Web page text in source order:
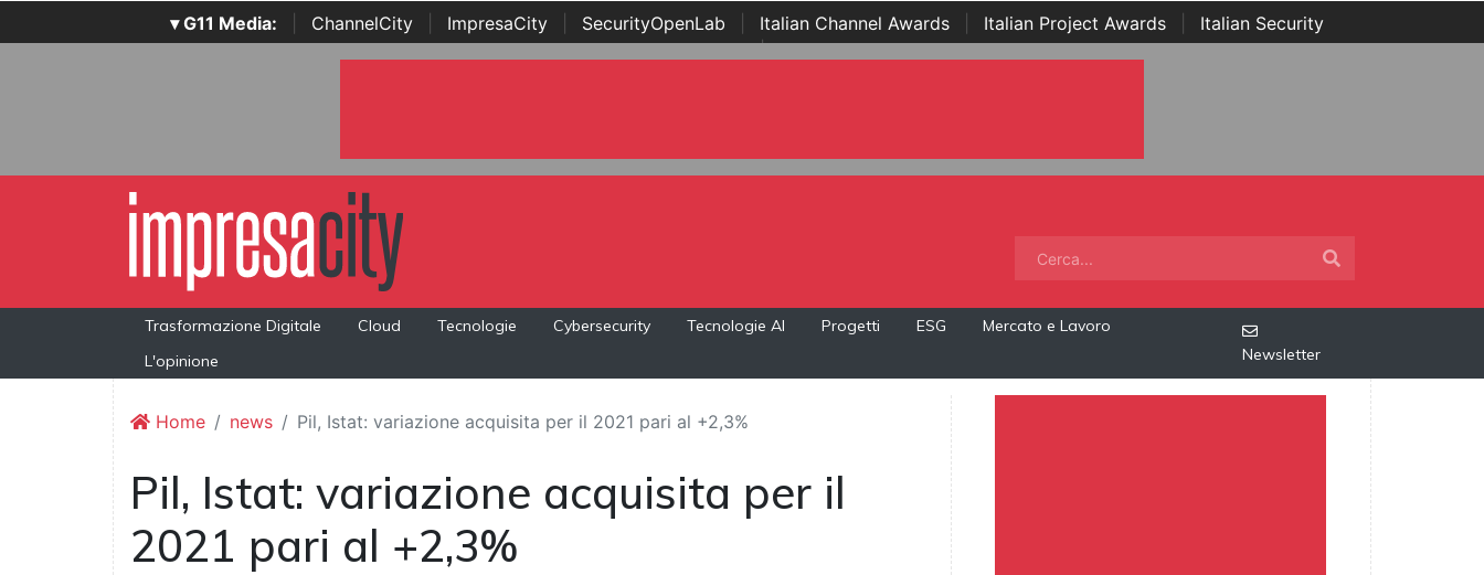
▾ G11 Media: ChannelCity ImpresaCity SecurityOpenLab Italian Channel Awards Italian Project Awards
Italian Security
Awards | ...
Trasformazione Digitale Cloud Tecnologie Cybersecurity Tecnologie AI Progetti ESG
Mercato e Lavoro
L'opinione
Newsletter
Home news Pil, Istat: variazione acquisita per il 2021 pari al +2,3%
Pil, Istat: variazione acquisita per il
2021 pari al +2,3%